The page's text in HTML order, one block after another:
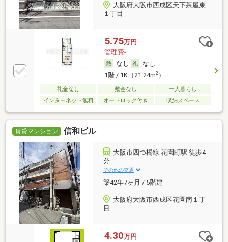
大阪府大阪市西成区天下茶屋東
１丁目
5.75万円
管理費-
なし
なし
1階 / 1K（21.24m2）
礼金なし 敷金なし
一人暮らし
インターネット無料
オートロック付き 収納スペース
賃貸マンション 信和ビル
大阪市四つ橋線 花園町駅 徒歩4
分
その他の交通
築42年7ヶ月 / 5階建
大阪府大阪市西成区花園南１丁
目
4.30万円